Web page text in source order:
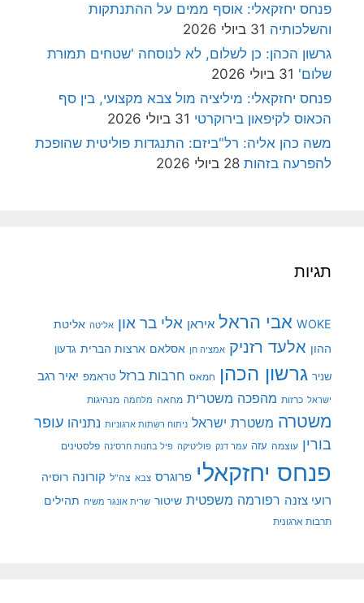
פנחס יחזקאלי: אוסף ממים על ההתנתקות
והשלכותיה 31 ביולי 2026
גרשון הכהן: כן לשלום, לא לנוסחה 'שטחים תמורת
שלום' 31 ביולי 2026
פנחס יחזקאלי: מיליציה מול צבא מקצועי, בין סף
הכאוס לקיפאון בירוקרטי 31 ביולי 2026
משה כהן אליה: רל"ביזם: התנגדות פוליטית שהופכת
להפרעה בזהות 28 ביולי 2026
תגיות
WOKE אבי הראל איראן אלי בר און אליטה אליטת
ההון אלעד רזניק אמציה חן אסלאם ארצות הברית גדעון
שניר גרשון הכהן חמאס חרבות ברזל טראמפ יאיר רגב
ישראל כרזות מהפכה משטרית מחאה מלחמה מנהיגות
משטרה משטרת ישראל ניתוח רשתות ארגוניות נתניהו עופר
בורין עוצמה עזה עמר דנק פוליטיקה פיל בחנות חרסינה פלסטינים
פנחס יחזקאלי פרוגרס צבא צה"ל קורונה רוסיה
רועי צזנה רפורמה משפטית שיטור שרית אונגר משיח תהילים
תרבות ארגונית